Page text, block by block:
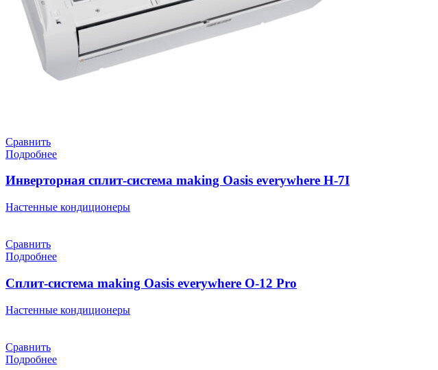
Сравнить
Подробнее
Инверторная сплит-система making Oasis everywhere H-7I
Настенные кондиционеры
Сравнить
Подробнее
Cплит-система making Oasis everywhere O-12 Pro
Настенные кондиционеры
Сравнить
Подробнее